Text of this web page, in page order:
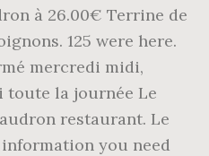
à 26.00€ Terrine de
125 were here.
mercredi midi,
toute la journée Le
restaurant. Le
you need